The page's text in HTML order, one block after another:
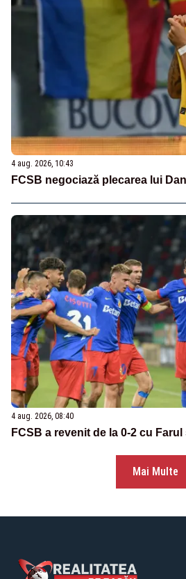
4 aug. 2026, 10:43
FCSB negociază plecarea lui
4 aug. 2026, 08:40
FCSB a revenit de la 0-2 cu
Mai Multe